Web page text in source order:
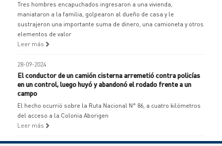
Tres hombres encapuchados ingresaron a una vivienda,
maniataron a la familia, golpearon al dueño de casa y le
sustrajeron una importante suma de dinero, una camioneta y otros
elementos de valor
Leer más
28-09-2024
El conductor de un camión cisterna arremetió contra policías
en un control, luego huyó y abandonó el rodado frente a un
campo
El hecho ocurrió sobre la Ruta Nacional N° 86, a cuatro kilómetros
del acceso a la Colonia Aborigen
Leer más